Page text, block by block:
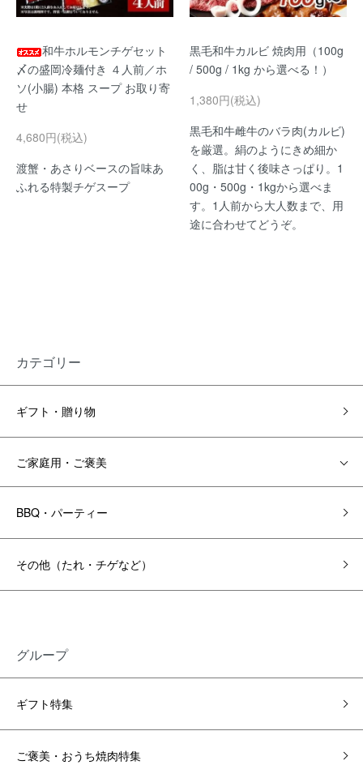
和牛ホルモンチゲセット
〆の盛岡冷麺付き ４人前／ホ
ソ(小腸) 本格 スープ お取り寄
せ
4,680円(税込)
渡蟹・あさりベースの旨味あ
ふれる特製チゲスープ
黒毛和牛カルビ 焼肉用（100g
/ 500g / 1kg から選べる！）
1,380円(税込)
黒毛和牛雌牛のバラ肉(カルビ)
を厳選。絹のようにきめ細か
く、脂は甘く後味さっぱり。1
00g・500g・1kgから選べま
す。1人前から大人数まで、用
途に合わせてどうぞ。
カテゴリー
ギフト・贈り物
ご家庭用・ご褒美
BBQ・パーティー
その他（たれ・チゲなど）
グループ
ギフト特集
ご褒美・おうち焼肉特集